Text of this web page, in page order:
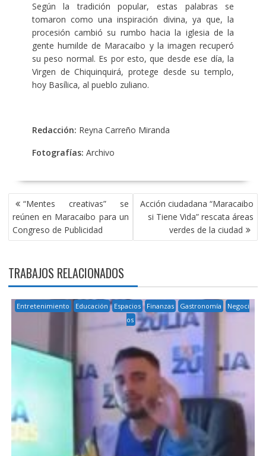
Según la tradición popular, estas palabras se
tomaron como una inspiración divina, ya que, la
procesión cambió su rumbo hacia la iglesia de la
gente humilde de Maracaibo y la imagen recuperó
su peso normal. Es por esto, que desde ese día, la
Virgen de Chiquinquirá, protege desde su templo,
hoy Basílica, al pueblo zuliano.
Redacción: Reyna Carreño Miranda
Fotografías: Archivo
NAVEGACIÓN
DE
ENTRADAS
“Mentes creativas” se
reúnen en Maracaibo para un
Congreso de Publicidad
Acción ciudadana “Maracaibo
si Tiene Vida” rescata áreas
verdes de la ciudad
TRABAJOS RELACIONADOS
Entretenimiento Educación Espacios Finanzas Gastronomía
Negoci
os